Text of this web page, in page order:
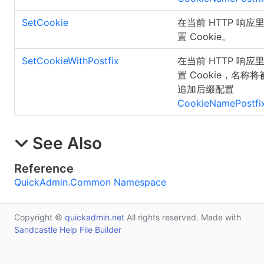
SetCookie
在当前 HTTP 响应
置 Cookie。
SetCookieWithPostfix
在当前 HTTP 响应
置 Cookie，名称将
追加后缀配置
See Also
Reference
QuickAdmin.Common Namespace
Copyright © quickadmin.net All rights reserved. Made with
Sandcastle Help File Builder